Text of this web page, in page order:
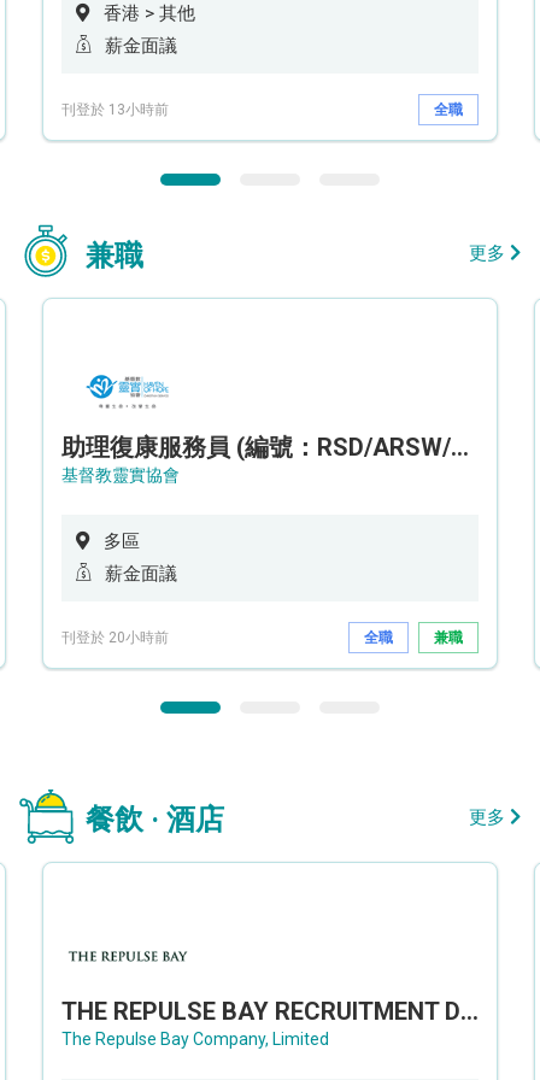
香港 > 其他
薪金面議
刊登於 13小時前 全職
兼職 更多
助理復康服務員 (編號：RSD/ARSW/CTE)
基督教靈實協會
多區
薪金面議
刊登於 20小時前 全職 兼職
餐飲 · 酒店 更多
THE REPULSE BAY RECRUITMENT DAY 淺水灣影灣園人才招聘會
The Repulse Bay Company, Limited